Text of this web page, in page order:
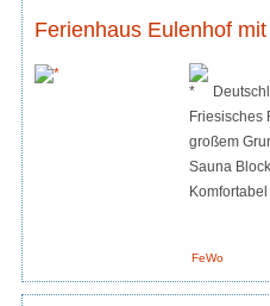
Ferienhaus Eulenhof
Friesisches
großem
Sauna
FeWo